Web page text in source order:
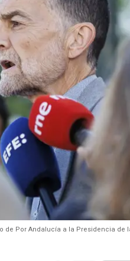
de Por Andalucía a la Presidencia de